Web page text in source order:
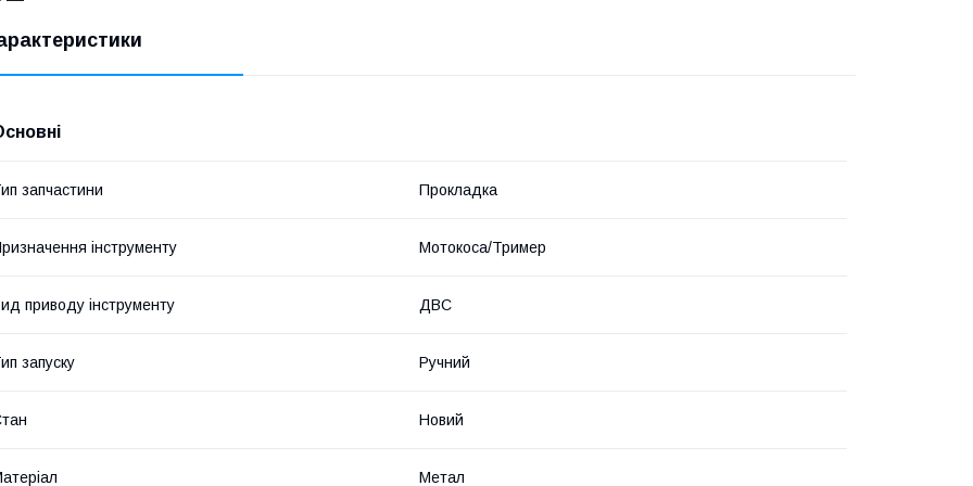
запчастини Прокладка
інструменту Мотокоса/Тример
приводу інструменту ДВС
запуску Ручний
Новий
Метал